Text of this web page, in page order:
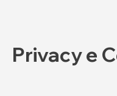
Privacy e